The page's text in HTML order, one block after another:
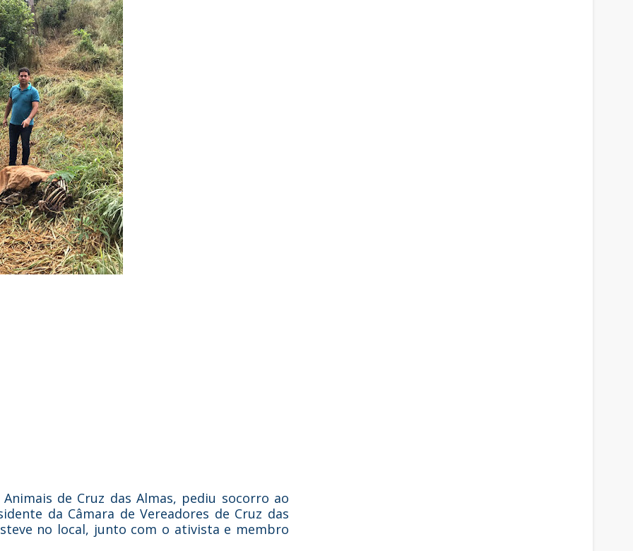
de Cruz das Almas, pediu socorro ao
da Câmara de Vereadores de Cruz das
no local, junto com o ativista e membro